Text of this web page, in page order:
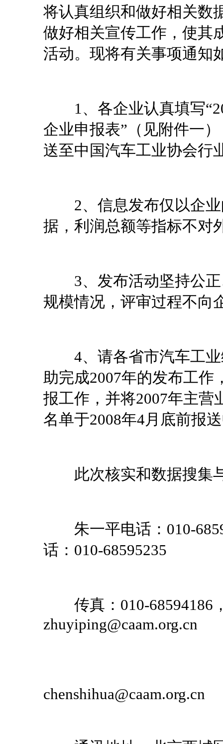
将认真组织和做好相关数
做好相关宣传工作，使其
活动。现将有关事项通知
1、各企业认真填写
企业申报表”（见附件一
送至中国汽车工业协会行
2、信息发布仅以企业
据，利润总额等指标不对
3、发布活动坚持公正
规模情况，评审过程不向
4、请各省市汽车工业
助完成2007年的发布工作
报工作，并将2007年主营
名单于2008年4月底前报
此次核实和数据搜集与
朱一平电话：
话：010-68595235
传真：010-
zhuyiping@caam.org.cn
chenshihua@caam.org.cn